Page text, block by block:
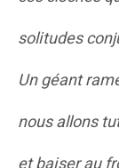
solitudes
Un géant
nous allons